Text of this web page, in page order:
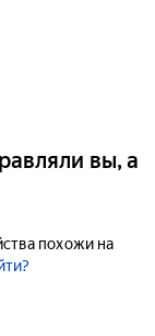
вы, а
похожи на